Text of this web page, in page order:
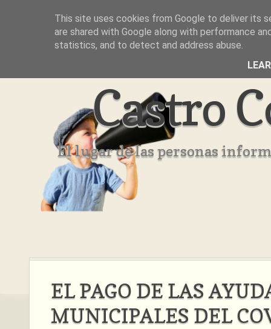
Inicio Aviso Legal Quienes Somos ??
Castro
El lugar de las personas
EL PAGO DE LAS
MUNICIPALES DEL
This site uses cookies from Google to deliver its
are shared with Google along with performance
statistics, and to detect and address abuse.